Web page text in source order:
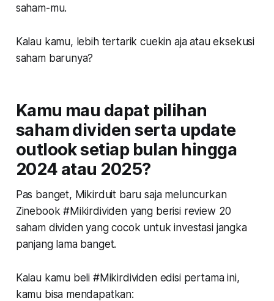
saham-mu.
Kalau kamu, lebih tertarik cuekin aja atau eksekusi
saham barunya?
Kamu mau dapat pilihan
saham dividen serta update
outlook setiap bulan hingga
2024 atau 2025?
Pas banget, Mikirduit baru saja meluncurkan
Zinebook #Mikirdividen yang berisi review 20
saham dividen yang cocok untuk investasi jangka
panjang lama banget.
Kalau kamu beli #Mikirdividen edisi pertama ini,
kamu bisa mendapatkan: